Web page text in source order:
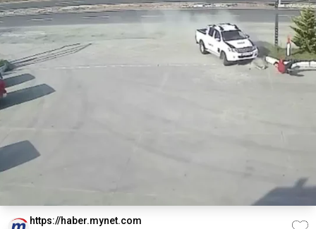
https://haber.mynet.com